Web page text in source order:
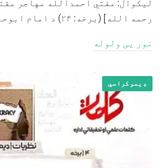
لیکوال: مفتي احمدالله مهاجر
رحمه الله‎] (برخه: ۲۴) د امام ابوحنيفه…
نور یی ولوله
ډیموکراسي